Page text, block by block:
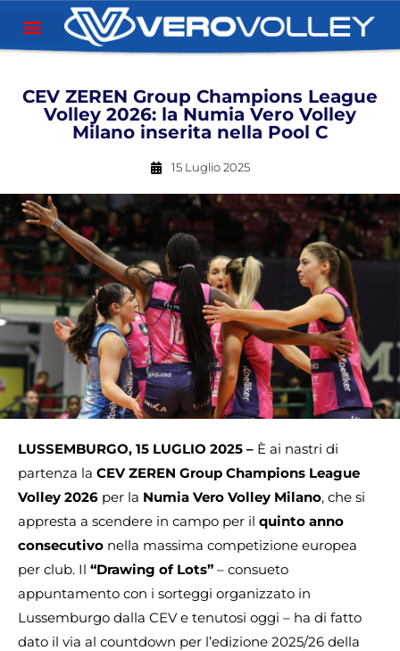
CEV ZEREN Group Champions League
Volley 2026: la Numia Vero Volley
Milano inserita nella Pool C
15 Luglio 2025
LUSSEMBURGO, 15 LUGLIO 2025 – È ai nastri di
partenza la CEV ZEREN Group Champions League
Volley 2026 per la Numia Vero Volley Milano, che si
appresta a scendere in campo per il quinto anno
consecutivo nella massima competizione europea
per club. Il “Drawing of Lots” – consueto
appuntamento con i sorteggi organizzato in
Lussemburgo dalla CEV e tenutosi oggi – ha di fatto
dato il via al countdown per l’edizione 2025/26 della